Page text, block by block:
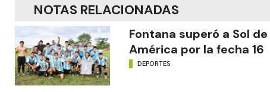
NOTAS RELACIONADAS
Fontana superó a Sol de
América por la fecha 16
DEPORTES